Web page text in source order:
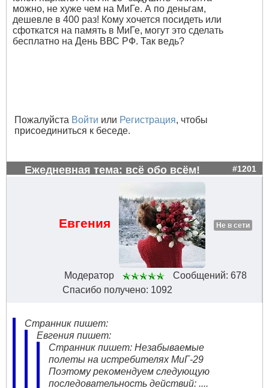
можно, не хуже чем на МиГе. А по деньгам,
дешевле в 400 раз! Кому хочется посидеть или
сфоткатся на память в МиГе, могут это сделать
бесплатно на День ВВС РФ. Так ведь?
Пожалуйста Войти или Регистрация, чтобы
присоединиться к беседе.
Ежедневная тема: всё обо всём! #1201
Евгения Не в сети
Модератор
Сообщений: 678
Спасибо получено: 1092
Странник пишет:
Евгения пишет:
Странник пишет: Незабываемые
полеты на истребителях МиГ-29
Поэтому рекомендуем следующую
последовательность действий: ....